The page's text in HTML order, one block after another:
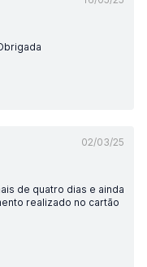
02/03/25
de quatro dias e ainda
realizado no cartão